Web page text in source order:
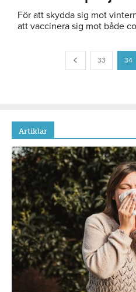
För att skydda sig mot
att vaccinera sig mot både
33 34
Artiklar